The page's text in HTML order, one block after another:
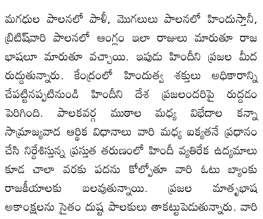
మగధుల పాలనలో పాళీ, మొగలులు పాలనలో హిందుస్తానీ,
బ్రిటిష్‌వారి పాలనలో ఆంగ్లం ఇలా రాజులు మారుతూ రాజ
భాషలూ మారుతూ వచ్చాయి. ఇపుడు హిందీని ప్రజల మీద
రుద్దుతున్నారు. కేంద్రంలో హిందుత్వ శక్తులు అధికారాన్ని
చేపట్టినప్పటినుండి హిందీని దేశ ప్రజలందరిపై రుద్దడం
పెరిగింది. పాలకవర్గ ముఠాల మధ్య విభేదాల కన్నా
సామ్రాజ్యవాద ఆర్థిక విధానాలు వారి మధ్య ఐక్యతనే ప్రధానం
చేసి నిర్దేశిస్తున్న ప్రస్తుత తరుణంలో హిందీ వ్యతిరేక ఉద్యమాలు
కూడ చాలా వరకు పదను కోల్పోతూ వారి ఓటు బ్యాంకు
రాజకీయాలకు బలవుతున్నాయి. ప్రజల మాతృభాష
అకాంక్షలను సైతం దుష్ట పాలకులు తాకట్టుపెడుతున్నారు. వారి